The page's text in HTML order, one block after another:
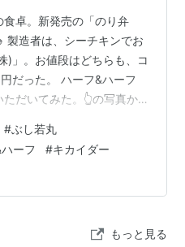
卓。新発売の「のり弁
製造者は、シーチキンでお
)」。お値段はどちらも、コ
だった。 ハーフ&ハーフ
だいてみた。👆の写真か
「のり弁慶」は、パリッ
て「ぶし若丸」は、カツ
サミンに効いて、じつに
り出した、あなどれないふ
#ぶし若丸
ーフ #キカイダー
もっと見る